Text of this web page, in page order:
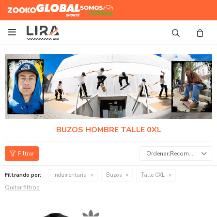
Zooko Global Sports
Somos
Futbol

BUZOS HOMBRE TALLE 0XL
Recomendados
Filtrando por: Indumentaria Buzos Talle 0XL
Quitar filtros